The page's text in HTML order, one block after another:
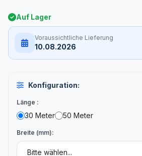
Auf Lager
Voraussichtliche Lieferung
10.08.2026
Konfiguration:
Länge :
30 Meter 50 Meter
Breite (mm):